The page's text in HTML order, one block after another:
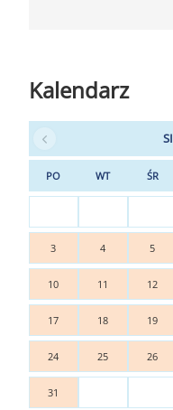
Kalendarz
PO WT ŚR
3 4 5
10 11 12
17 18 19
24 25 26
31